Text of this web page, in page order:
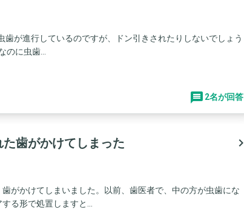
が進行しているのですが、ドン引きされたりしないでしょう
に虫歯...
2名が回答
歯がかけてしまった
navigate_next
がかけてしまいました。以前、歯医者で、中の方が虫歯にな
る形で処置しますと...